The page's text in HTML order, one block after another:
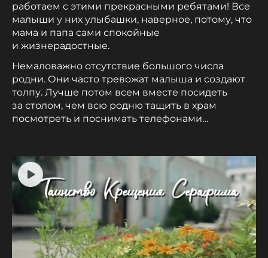
работаем с этими прекрасными ребятами! Все
малыши у них улыбашки, наверное, потому, что
мама и папа сами спокойные
и жизнерадостные.
Немаловажно отсутствие большого числа
родни. Они часто тревожат малыша и создают
толпу. Лучше потом всем вместе посидеть
за столом, чем всю родню тащить в храм
посмотреть и поснимать телефонами…